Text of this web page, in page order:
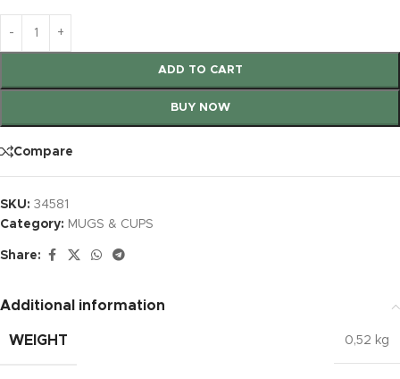
ADD TO CART
BUY NOW
Compare
SKU: 34581
Category: MUGS & CUPS
Share:
Additional information
WEIGHT 0,52 kg